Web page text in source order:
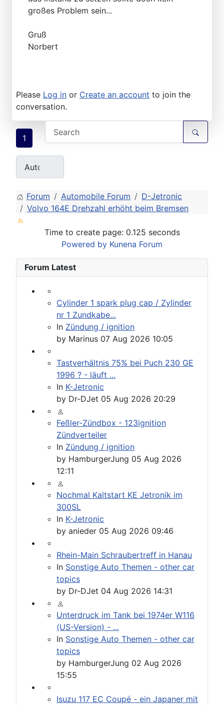
großes Problem sein...
Gruß
Norbert
Please Log in or Create an account to join the
conversation.
1
Forum Automobile Forum
D-Jetronic
Volvo 164E Drehzahl erhöht beim Bremsen
Time to create page: 0.125 seconds
Powered by Kunena Forum
Forum Latest
Cylinder 1 spark plug cap / Zylinder
nr 1 Zundkabe...
In Zündung / ignition
by Marinus 07 Aug 2026 10:05
Tastverhältnis 75% bei Puch 230 GE
1996 ? - läuft ...
In K-Jetronic
by Dr-DJet 05 Aug 2026 20:29
Feßler-Zündbox - 123ignition
Zündverteiler
In Zündung / ignition
by HamburgerJung 05 Aug 2026
12:11
Nochmal Kaltstart KE Jetronik im
300SL
In K-Jetronic
by anieder 05 Aug 2026 09:46
Rhein-Main Schraubertreff in Hanau
In Sonstige Auto Themen - other car
topics
by Dr-DJet 04 Aug 2026 14:31
Unterdruck im Tank bei 1974er W116
(US-Version) - ...
In Sonstige Auto Themen - other car
topics
by HamburgerJung 02 Aug 2026
15:55
Isuzu 117 EC Coupé - ein Japaner mit